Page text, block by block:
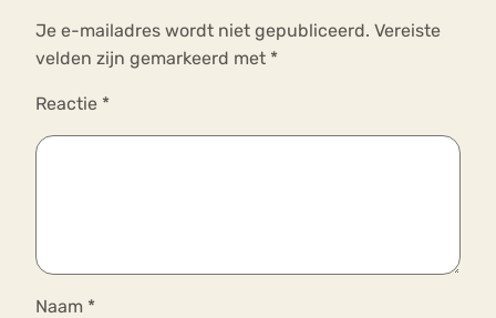
Je e-mailadres wordt niet gepubliceerd. Vereiste
velden zijn gemarkeerd met *
Reactie *
Naam *